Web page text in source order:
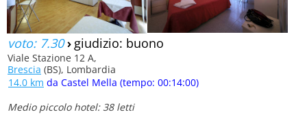
voto: 7.30› giudizio: buono
Viale Stazione 12 A,
Brescia (BS), Lombardia
14.0 km da Castel Mella (tempo: 00:14:00)
Medio piccolo hotel: 38 letti